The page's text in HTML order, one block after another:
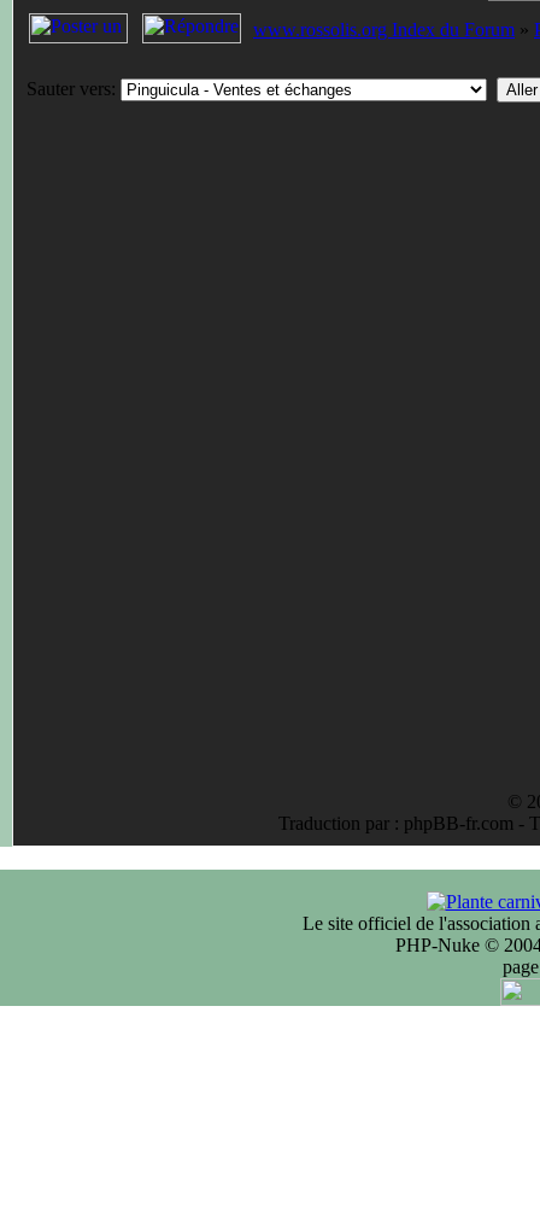
www.rossolis.org Index du Forum »
Sauter vers:
©
Traduction par : phpBB-fr.com -
Le site officiel de l'association
PHP-Nuke ©